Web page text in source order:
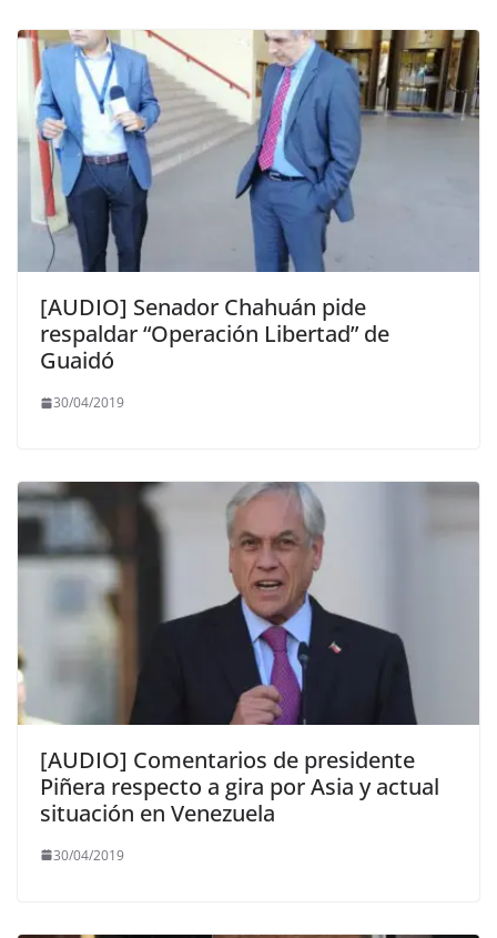
[AUDIO] Senador Chahuán pide
respaldar “Operación Libertad” de
Guaidó
30/04/2019
[AUDIO] Comentarios de presidente
Piñera respecto a gira por Asia y actual
situación en Venezuela
30/04/2019